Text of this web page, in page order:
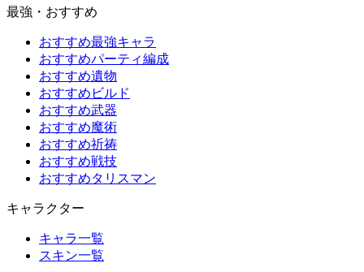
最強・おすすめ
おすすめ最強キャラ
おすすめパーティ編成
おすすめ遺物
おすすめビルド
おすすめ武器
おすすめ魔術
おすすめ祈祷
おすすめ戦技
おすすめタリスマン
キャラクター
キャラ一覧
スキン一覧